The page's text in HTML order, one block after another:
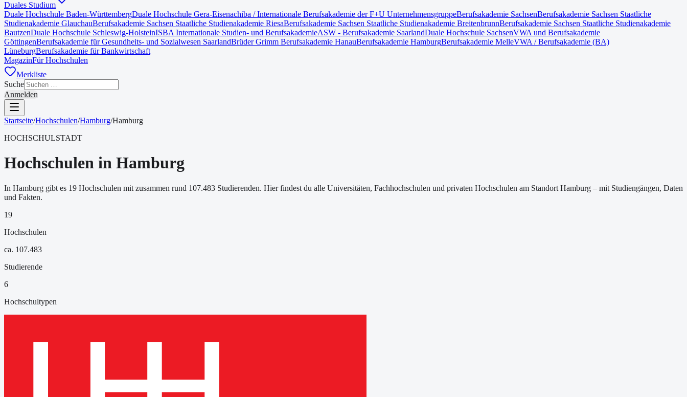
Duales Studium
Duale Hochschule Baden-WürttembergDuale Hochschule Gera-Eisenachiba / Internationale Berufsakademie der F+U UnternehmensgruppeBerufsakademie SachsenBerufsakademie Sachsen Staatliche
Studienakademie GlauchauBerufsakademie Sachsen Staatliche Studienakademie RiesaBerufsakademie Sachsen Staatliche Studienakademie BreitenbrunnBerufsakademie Sachsen Staatliche Studienakademie
BautzenDuale Hochschule Schleswig-HolsteinISBA Internationale Studien- und BerufsakademieASW - Berufsakademie SaarlandDuale Hochschule SachsenVWA und Berufsakademie
GöttingenBerufsakademie für Gesundheits- und Sozialwesen SaarlandBrüder Grimm Berufsakademie HanauBerufsakademie HamburgBerufsakademie MelleVWA / Berufsakademie (BA)
LüneburgBerufsakademie für Bankwirtschaft
MagazinFür Hochschulen
Merkliste
Suche
Anmelden
Startseite/Hochschulen/Hamburg/Hamburg
HOCHSCHULSTADT
Hochschulen in Hamburg
In Hamburg gibt es 19 Hochschulen mit zusammen rund 107.483 Studierenden. Hier findest du alle Universitäten, Fachhochschulen und privaten Hochschulen am Standort Hamburg – mit Studiengängen, Daten
und Fakten.
19
Hochschulen
ca. 107.483
Studierende
6
Hochschultypen